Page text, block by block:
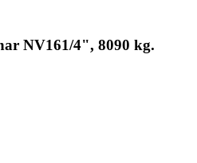
NV161/4", 8090 kg.